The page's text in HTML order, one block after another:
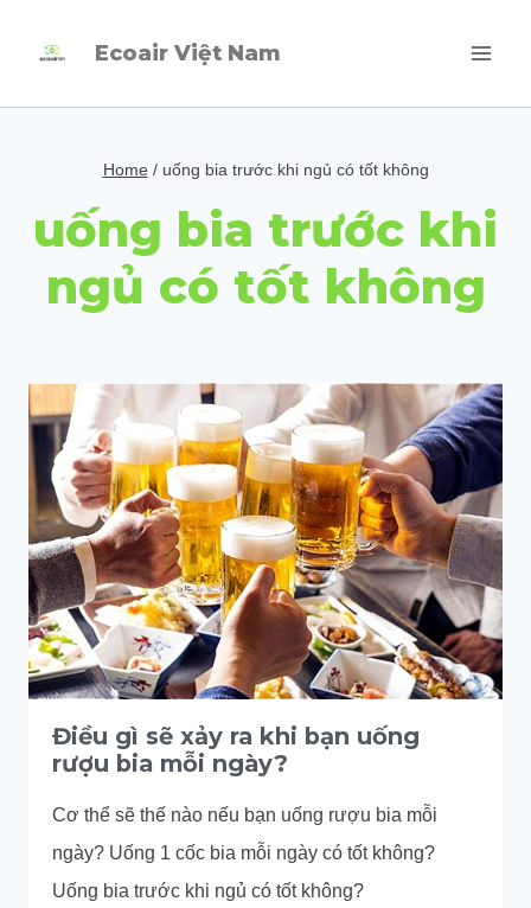
Ecoair Việt Nam
Home / uống bia trước khi ngủ có tốt không
uống bia trước khi
ngủ có tốt không
Điều gì sẽ xảy ra khi bạn uống
rượu bia mỗi ngày?
Cơ thể sẽ thế nào nếu bạn uống rượu bia mỗi
ngày? Uống 1 cốc bia mỗi ngày có tốt không?
Uống bia trước khi ngủ có tốt không?